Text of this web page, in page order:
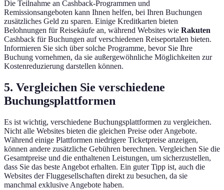
Die Teilnahme an Cashback-Programmen und
Remissionsangeboten kann Ihnen helfen, bei Ihren Buchungen
zusätzliches Geld zu sparen. Einige Kreditkarten bieten
Belohnungen für Reisekäufe an, während Websites wie Rakuten
Cashback für Buchungen auf verschiedenen Reiseportalen bieten.
Informieren Sie sich über solche Programme, bevor Sie Ihre
Buchung vornehmen, da sie außergewöhnliche Möglichkeiten zur
Kostenreduzierung darstellen können.
5. Vergleichen Sie verschiedene
Buchungsplattformen
Es ist wichtig, verschiedene Buchungsplattformen zu vergleichen.
Nicht alle Websites bieten die gleichen Preise oder Angebote.
Während einige Plattformen niedrigere Ticketpreise anzeigen,
können andere zusätzliche Gebühren berechnen. Vergleichen Sie die
Gesamtpreise und die enthaltenen Leistungen, um sicherzustellen,
dass Sie das beste Angebot erhalten. Ein guter Tipp ist, auch die
Websites der Fluggesellschaften direkt zu besuchen, da sie
manchmal exklusive Angebote haben.